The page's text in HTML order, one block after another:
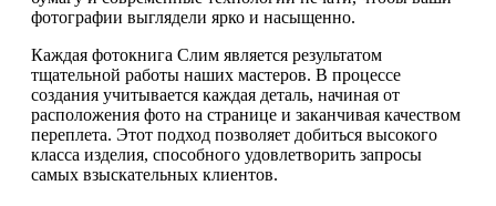
фотографии выглядели ярко и насыщенно.
Каждая фотокнига Слим является результатом
тщательной работы наших мастеров. В процессе
создания учитывается каждая деталь, начиная от
расположения фото на странице и заканчивая качеством
переплета. Этот подход позволяет добиться высокого
класса изделия, способного удовлетворить запросы
самых взыскательных клиентов.